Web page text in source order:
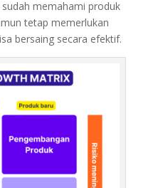
memahami produk
tetap memerlukan
bersaing secara efektif.